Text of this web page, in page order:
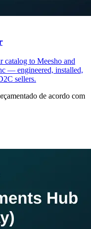
catalog to Meesho and
— engineered, installed,
sellers.
de acordo com